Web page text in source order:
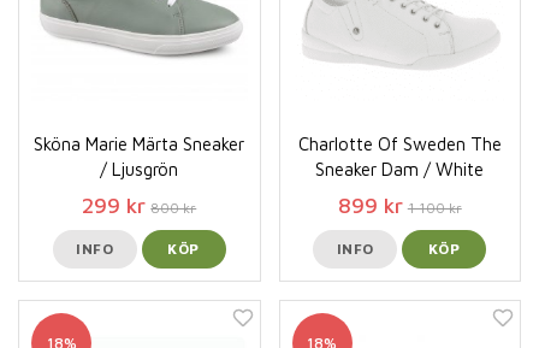
Sköna Marie Märta Sneaker
/ Ljusgrön
299 kr 800 kr
INFO KÖP
Charlotte Of Sweden The
Sneaker Dam / White
899 kr 1 100 kr
INFO KÖP
18% 18%